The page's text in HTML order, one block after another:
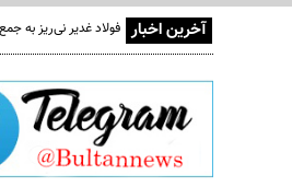
آخرین اخبار فولاد غدیر نی‌ریز به